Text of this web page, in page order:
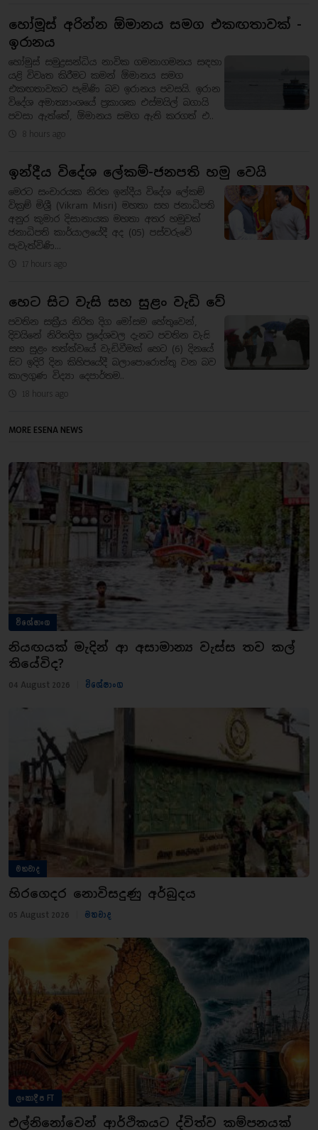
හෝමූස් අරින්න ඕමානය සමග එකඟතාවක් -
ඉරානය
හෝමුස් සමුද්‍රසන්ධිය නාවික ගමනාගමනය සඳහා
යළි විවෘත කිරීමට කමන් ඕමානය සමග
එකඟතාවකට පැමිණි බව ඉරානය පවසයි. ඉරාන
විදේශ අමාත්‍යාංශයේ ප්‍රකාශක එස්මයිල් බගායි
පවසා ඇත්තේ, ඕමානය සමග ඇති කරගත් එ..
8 hours ago
ඉන්දීය විදේශ ලේකම්-ජනපති හමු වෙයි
මෙරට සංචාරයක නිරත ඉන්දීය විදේශ ලේකම්
වික්‍රම් මිශ්‍රී (Vikram Misri) මහතා සහ ජනාධිපති
අනුර කුමාර දිසානායක මහතා අතර හමුවක්
ජනාධිපති කාර්යාලයේදී අද (05) පස්වරුවේ
පැවැත්විණි...
17 hours ago
හෙට සිට වැසි සහ සුළං වැඩි වේ
පවතින සක්‍රීය නිරිත දිග මෝසම හේතුවෙන්,
දිවයිනේ නිරිතදිග ප්‍රදේශවල දැනට පවතින වැසි
සහ සුළං තත්ත්වයේ වැඩිවීමක් හෙට (6) දිනයේ
සිට ඉදිරි දින කිහිපයේදී බලාපොරොත්තු වන බව
කාලගුණ විද්‍යා දෙපාර්තම..
18 hours ago
MORE ESENA NEWS
විශේෂාංග
නියඟයක් මැදින් ආ අසාමාන්‍ය වැස්ස තව කල්
තියේවිද?
04 August 2026 විශේෂාංග
මතවාද
හිරගෙදර නොවිසදුණු අර්බුදය
05 August 2026 මතවාද
ලංකාදීප FT
එල්නිනෝවෙන් ආර්ථිකයට ද්විත්ව කම්පනයක්